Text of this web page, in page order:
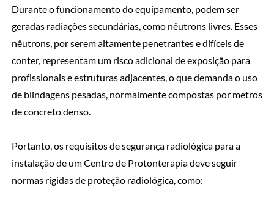
Durante o funcionamento do equipamento, podem ser
geradas radiações secundárias, como nêutrons livres. Esses
nêutrons, por serem altamente penetrantes e difíceis de
conter, representam um risco adicional de exposição para
profissionais e estruturas adjacentes, o que demanda o uso
de blindagens pesadas, normalmente compostas por metros
de concreto denso.
Portanto, os requisitos de segurança radiológica para a
instalação de um Centro de Protonterapia deve seguir
normas rígidas de proteção radiológica, como: